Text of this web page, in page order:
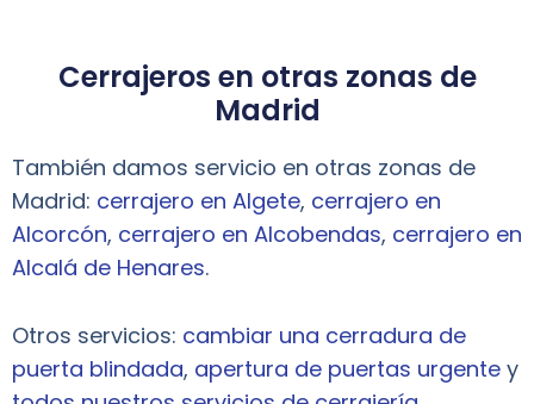
Cerrajeros en otras zonas de
Madrid
También damos servicio en otras zonas de
Madrid: cerrajero en Algete, cerrajero en
Alcorcón, cerrajero en Alcobendas, cerrajero en
Alcalá de Henares.
Otros servicios: cambiar una cerradura de
puerta blindada, apertura de puertas urgente y